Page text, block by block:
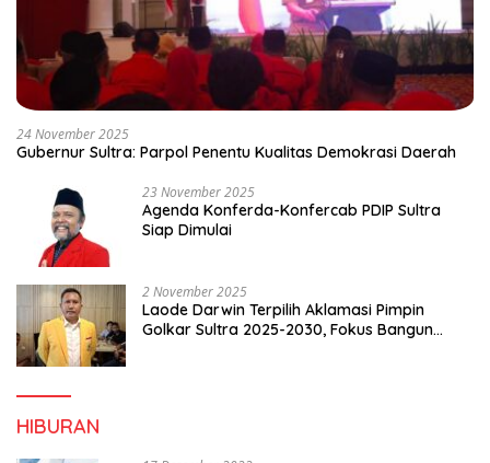
24 November 2025
Gubernur Sultra: Parpol Penentu Kualitas Demokrasi Daerah
23 November 2025
Agenda Konferda-Konfercab PDIP Sultra
Siap Dimulai
2 November 2025
Laode Darwin Terpilih Aklamasi Pimpin
Golkar Sultra 2025-2030, Fokus Bangun
HIBURAN